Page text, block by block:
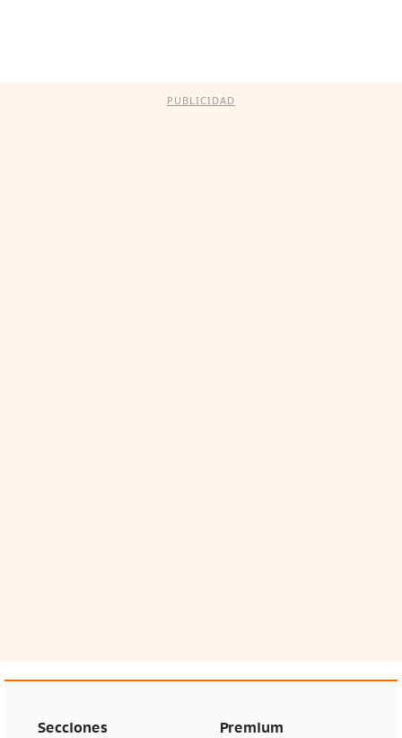
PUBLICIDAD
Secciones Premium